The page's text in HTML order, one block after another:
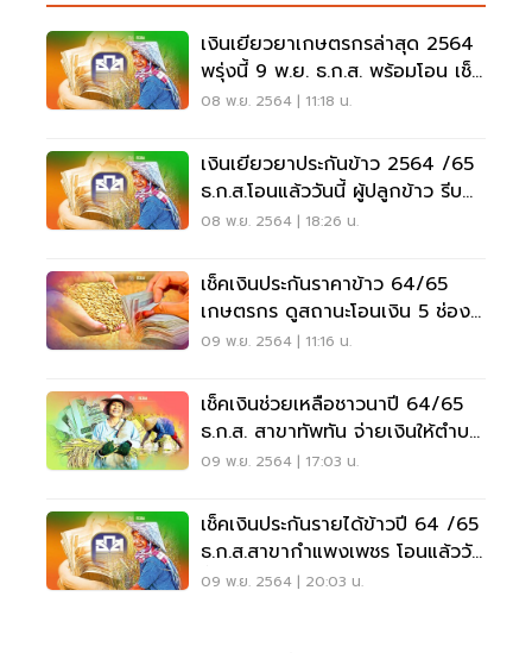
เงินเยียวยาเกษตรกรล่าสุด 2564
พรุ่งนี้ 9 พ.ย. ธ.ก.ส. พร้อมโอน เช็ค
ที่นี่
08 พ.ย. 2564 | 11:18 น.
เงินเยียวยาประกันข้าว 2564 /65
ธ.ก.ส.โอนแล้ววันนี้ ผู้ปลูกข้าว รีบ
เช็คด่วน
08 พ.ย. 2564 | 18:26 น.
เช็คเงินประกันราคาข้าว 64/65
เกษตรกร ดูสถานะโอนเงิน 5 ช่อง
ทางที่นี่ที่เดียว
09 พ.ย. 2564 | 11:16 น.
เช็คเงินช่วยเหลือชาวนาปี 64/65
ธ.ก.ส. สาขาทัพทัน จ่ายเงินให้ตำบล
ไหนเช็คเลย
09 พ.ย. 2564 | 17:03 น.
เช็คเงินประกันรายได้ข้าวปี 64 /65
ธ.ก.ส.สาขากำแพงเพชร โอนแล้ววัน
นี้เช็คเลย
09 พ.ย. 2564 | 20:03 น.